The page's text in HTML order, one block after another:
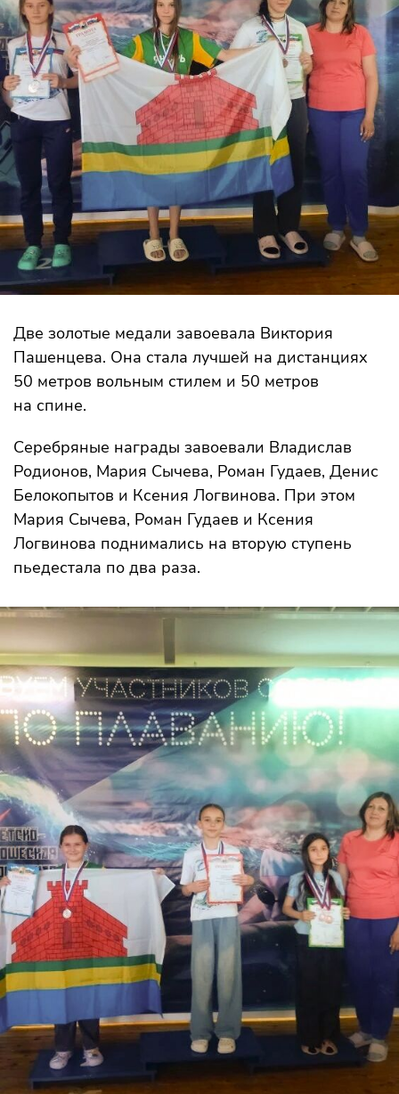
Две золотые медали завоевала Виктория
Пашенцева. Она стала лучшей на дистанциях
50 метров вольным стилем и 50 метров
на спине.
Серебряные награды завоевали Владислав
Родионов, Мария Сычева, Роман Гудаев, Денис
Белокопытов и Ксения Логвинова. При этом
Мария Сычева, Роман Гудаев и Ксения
Логвинова поднимались на вторую ступень
пьедестала по два раза.